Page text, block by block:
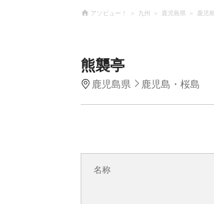
アソビュー！ 九州 鹿児島県 鹿児
熊襲亭
鹿児島県 鹿児島・桜島
名称